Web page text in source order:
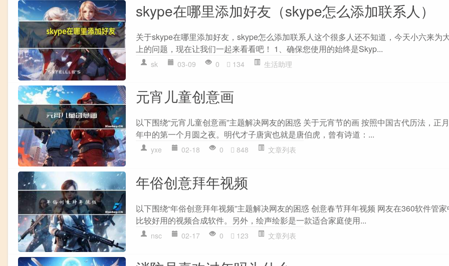
skype在哪里添加好友（skype怎么添加联系人）
关于skype在哪里添加好友，skype怎么添加联系人这个很多人还不知道，今天小六来为
上的问题，现在让我们一起来看看吧！ 1、确保您使用的始终是Skyp...
sk 03-09 0 134 生活助理
元宵儿童创意画
以下围绕“元宵儿童创意画”主题解决网友的困惑 关于元宵节的画 按照中国古代历法，正
年中的第一个月圆之夜。明代才子唐寅也就是唐伯虎，曾有诗道：...
yxe 02-18 0 848 文章列表
年俗创意拜年视频
以下围绕“年俗创意拜年视频”主题解决网友的困惑 创意春节拜年视频 网友在360软件管
比较好用的视频合成软件。另外，绘声绘影是一款适合家庭使用...
nsc 02-17 0 123 文章列表